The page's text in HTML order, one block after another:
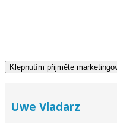
Klepnutím přijměte
Uwe Vladarz